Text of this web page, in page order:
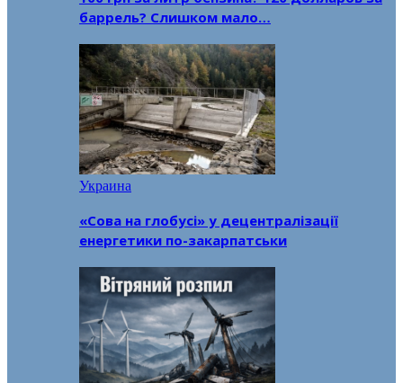
баррель? Слишком мало…
Украина
«Сова на глобусі» у децентралізації
енергетики по-закарпатськи